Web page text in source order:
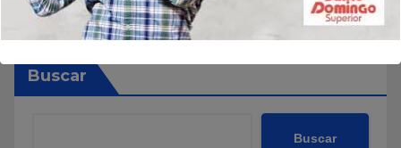
Buscar
Buscar